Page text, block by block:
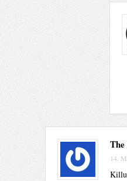
14.
Killu